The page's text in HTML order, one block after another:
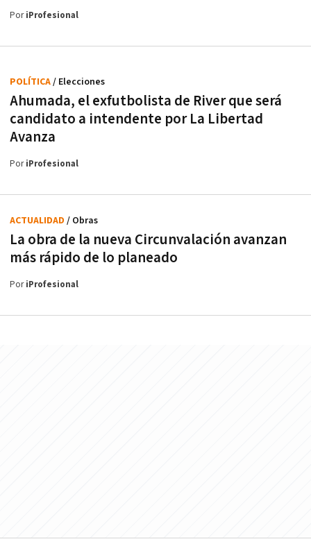
PoriProfesional
Ahumada, el exfutbolista de River que será
candidato a intendente por La Libertad
Avanza
POLÍTICA/ Elecciones
PoriProfesional
La obra de la nueva Circunvalación avanzan
más rápido de lo planeado
ACTUALIDAD / Obras
PoriProfesional